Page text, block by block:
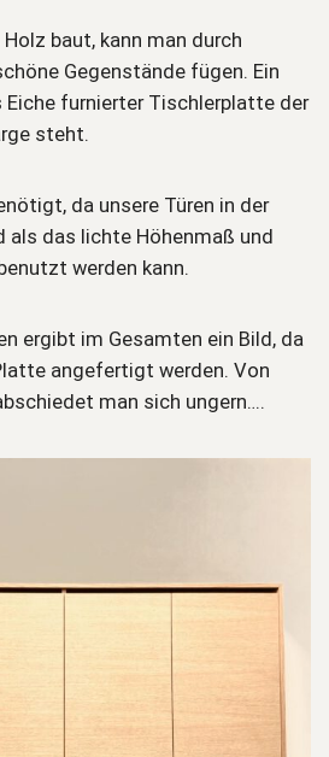
baut, kann man durch
Gegenstände fügen. Ein
Eiche furnierter Tischlerplatte der
steht.
da unsere Türen in der
als das lichte Höhenmaß und
werden kann.
ergibt im Gesamten ein Bild, da
angefertigt werden. Von
man sich ungern….